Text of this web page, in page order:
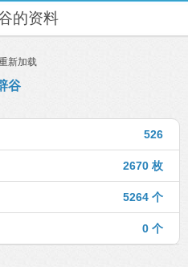
的资料
新加载
谷
526
2670 枚
5264 个
0 个